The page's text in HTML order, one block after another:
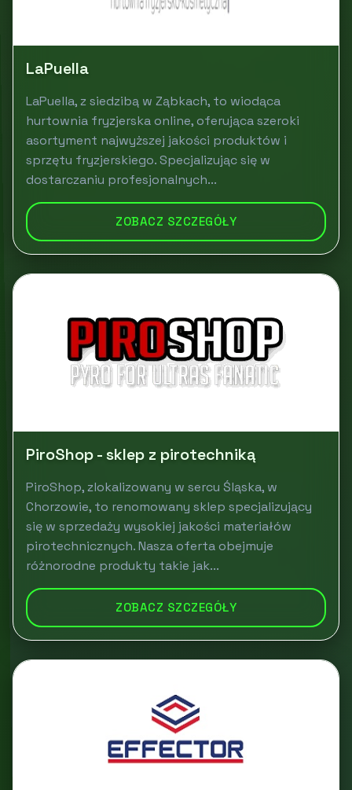
LaPuella
LaPuella, z siedzibą w Ząbkach, to wiodąca
hurtownia fryzjerska online, oferująca szeroki
asortyment najwyższej jakości produktów i
sprzętu fryzjerskiego. Specjalizując się w
dostarczaniu profesjonalnych...
ZOBACZ SZCZEGÓŁY
PiroShop - sklep z pirotechniką
PiroShop, zlokalizowany w sercu Śląska, w
Chorzowie, to renomowany sklep specjalizujący
się w sprzedaży wysokiej jakości materiałów
pirotechnicznych. Nasza oferta obejmuje
różnorodne produkty takie jak...
ZOBACZ SZCZEGÓŁY